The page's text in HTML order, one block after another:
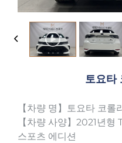
토요타
【차량 명】토요타 코롤
【차량 사양】2021년형
스포츠 에디션